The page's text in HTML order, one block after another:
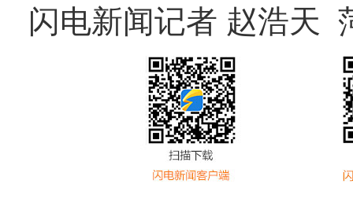
闪电新闻记者 赵浩天